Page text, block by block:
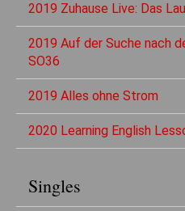
2019 Zuhause Live: Das
2019 Auf der Suche nach
SO36
2019 Alles ohne Strom
2020 Learning English
Singles